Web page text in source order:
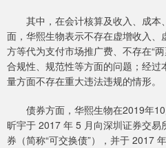
其中，在会计核算及收入、成本
面，华熙生物表示不存在虚增收入
方等代为支付市场推广费、不存在“
合规性、规范性等方面的问题；经
量方面不存在重大违法违规的情形。
债券方面，华熙生物在2019年10
昕宇于 2017 年 5 月向深圳证券交
券（简称“可交换债”），并于 2017